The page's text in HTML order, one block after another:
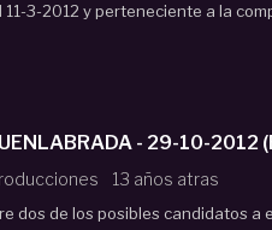
3-2012 y perteneciente a la
13 años atras
dos de los posibles candidatos a